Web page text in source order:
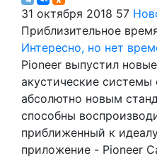
31 октября 2018 57
Приблизительное
Интересно, но нет
Pioneer выпустил
акустические
абсолютно новым
способны
приближенный к
приложение - Pioneer